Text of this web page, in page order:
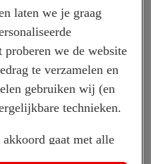
tot leven
voor bedrijfsanalyse om
laten we je graag
proberen we de website
te verzamelen en
gebruiken wij (en
technieken.
gaat met alle